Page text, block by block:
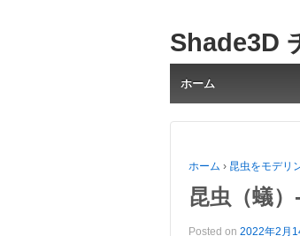
Shade3D
ホーム
ホーム › 昆虫をモデリ
昆虫（蟻
Posted on 2022年2月